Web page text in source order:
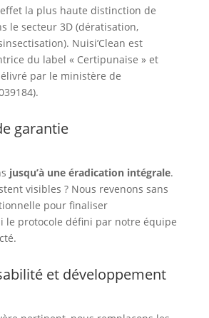
effet la plus haute distinction de
le secteur 3D (dératisation,
Nuisi’Clean est
du label « Certipunaise » et
par le ministère de
garantie
jusqu’à une éradication intégrale.
visibles ? Nous revenons sans
pour finaliser
le protocole défini par notre équipe
et développement